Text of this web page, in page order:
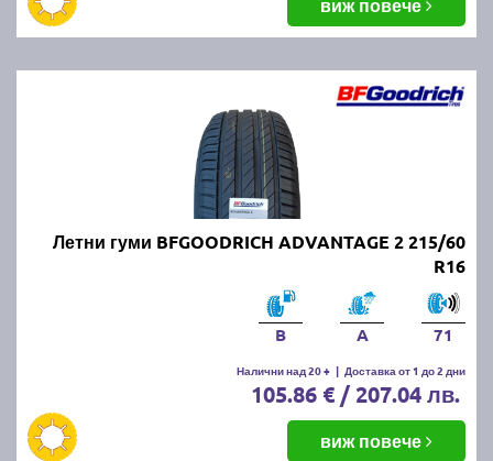
Летни гуми BFGOODRICH ADVANTAGE 2 215/60
R16
B A 71
Налични над 20 + | Доставка от 1 до 2 дни
105.86 € / 207.04 лв.
виж повече